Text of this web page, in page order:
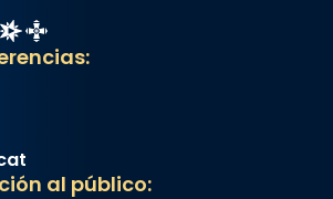
Radio Estel
Catalunya Cristiana
al público: